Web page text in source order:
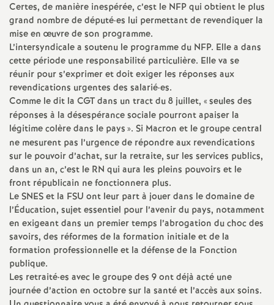
g
n
e
m
e
n
t
s
d
e
Certes, de manière inespérée, c’est le NFPqui obtient le plus
grand nombre de député·es lui permettant de revendiquer la
mise en œuvre de son programme.
L’intersyndicale a soutenu le programme du NFP. Elle a dans
cette période une responsabilité particulière. Elle va se
réunir pour s’exprimer et doit exiger les réponses aux
revendications urgentes des salarié·es.
Comme le dit la CGTdans un tract du 8 juillet, «seules des
réponses à la désespérance sociale pourront apaiser la
légitime colère dans le pays». Si Macron et le groupe central
ne mesurent pas l’urgence de répondre aux revendications
sur le pouvoir d’achat, sur la retraite, sur les services publics,
dans un an, c’est le RN qui aura les pleins pouvoirs et le
front républicain ne fonctionnera plus.
LeSNESet la FSU ont leur part à jouer dans le domaine de
l’Éducation, sujet essentiel pour l’avenir du pays, notamment
en exigeant dans un premier temps l’abrogation du choc des
savoirs, des réformes de la formation initiale et de la
formation professionnelle et la défense de la Fonction
publique.
Les retraité·es avec le groupe des 9 ont déjà acté une
journée d’action en octobre sur la santé et l’accès aux soins.